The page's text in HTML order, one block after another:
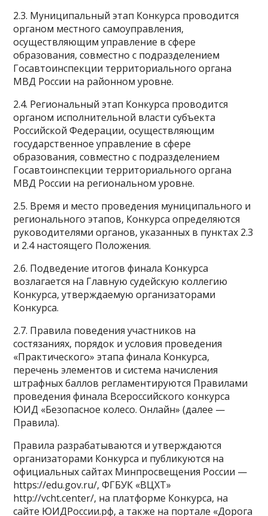
2.3. Муниципальный этап Конкурса проводится
органом местного самоуправления,
осуществляющим управление в сфере
образования, совместно с подразделением
Госавтоинспекции территориального органа
МВД России на районном уровне.
2.4. Региональный этап Конкурса проводится
органом исполнительной власти субъекта
Российской Федерации, осуществляющим
государственное управление в сфере
образования, совместно с подразделением
Госавтоинспекции территориального органа
МВД России на региональном уровне.
2.5. Время и место проведения муниципального и
регионального этапов, Конкурса определяются
руководителями органов, указанных в пунктах 2.3
и 2.4 настоящего Положения.
2.6. Подведение итогов финала Конкурса
возлагается на Главную судейскую коллегию
Конкурса, утверждаемую организаторами
Конкурса.
2.7. Правила поведения участников на
состязаниях, порядок и условия проведения
«Практического» этапа финала Конкурса,
перечень элементов и система начисления
штрафных баллов регламентируются Правилами
проведения финала Всероссийского конкурса
ЮИД «Безопасное колесо. Онлайн» (далее —
Правила).
Правила разрабатываются и утверждаются
организаторами Конкурса и публикуются на
официальных сайтах Минпросвещения России —
https://edu.gov.ru/, ФГБУК «ВЦХТ»
http://vcht.center/, на платформе Конкурса, на
сайте ЮИДРоссии.рф, а также на портале «Дорога